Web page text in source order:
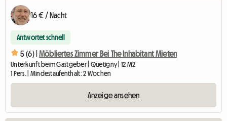
16 € / Nacht
Antwortet schnell
5 (6) | Möbliertes Zimmer Bei The Inhabitant Mieten
Unterkunft beim Gastgeber | Quetigny | 12 M2
1 Pers. | Mindestaufenthalt: 2 Wochen
Anzeige ansehen